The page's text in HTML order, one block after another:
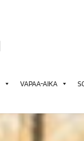
VAPAA-AIKA